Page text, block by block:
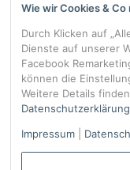
Wie wir Cookies & Co
Durch Klicken auf
Dienste auf unserer
Facebook
können die
Weitere Details
Datenschutzerklärung
Impressum